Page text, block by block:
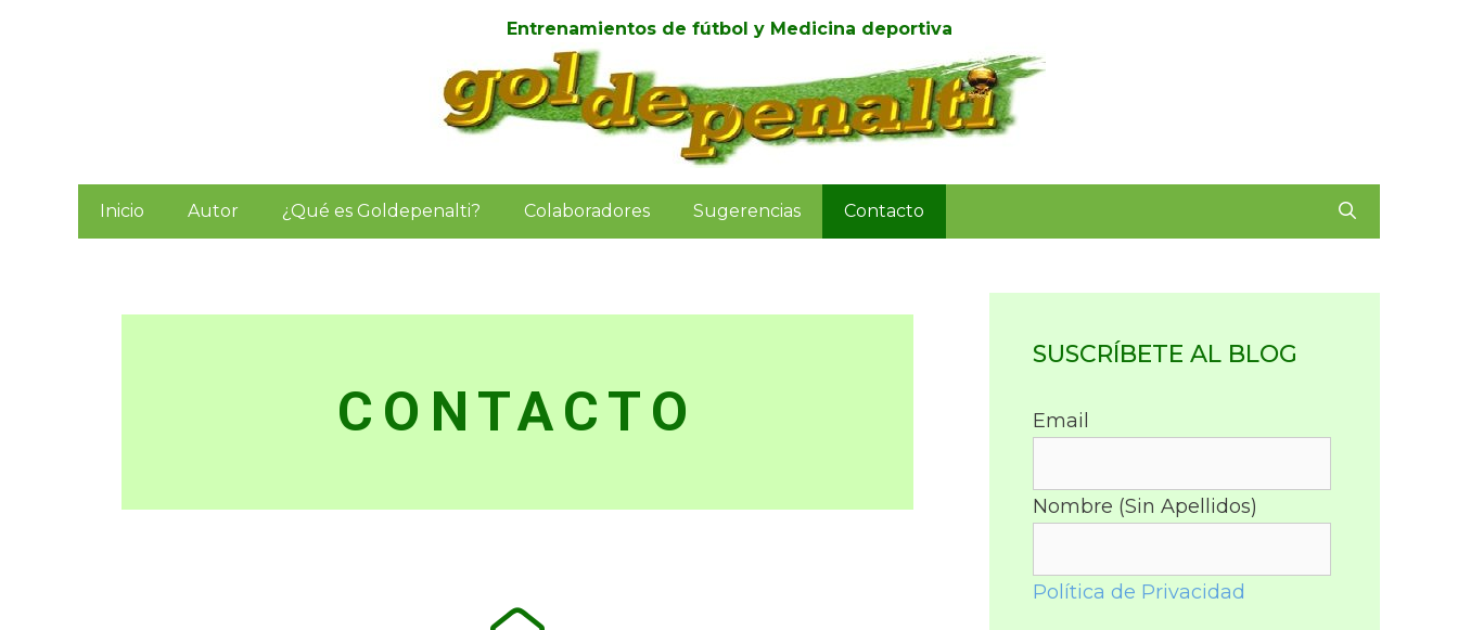
Entrenamientos de fútbol y Medicina deportiva
Inicio Autor ¿Qué es Goldepenalti? Colaboradores Sugerencias Contacto
CONTACTO
SUSCRÍBETE AL BLOG
Email
Nombre (Sin Apellidos)
Política de Privacidad